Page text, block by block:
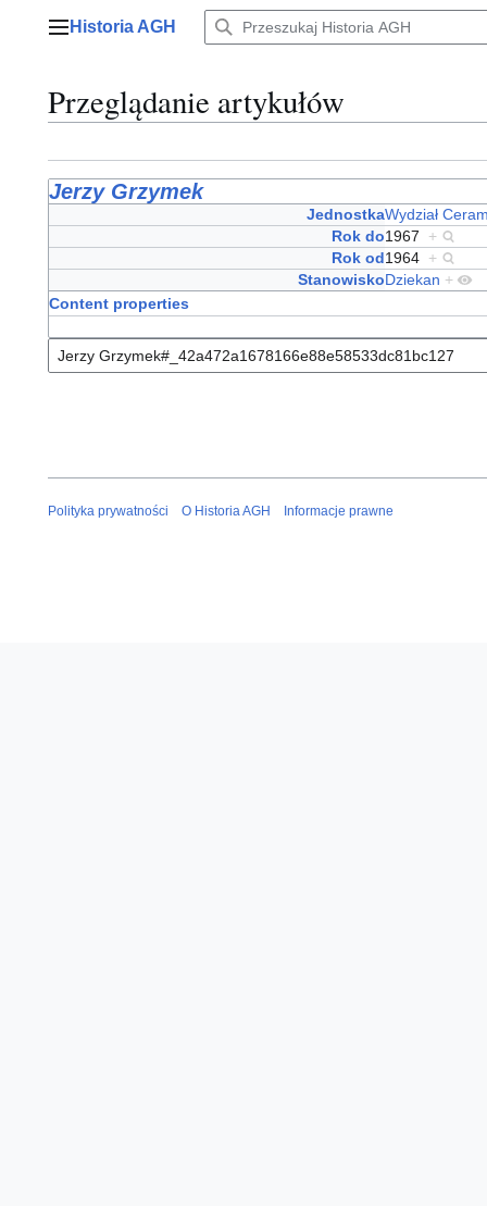
Menu główne
Historia AGH
Przeglądanie artykułów
Jerzy Grzymek
JednostkaWydział
Rok do1967
+
Rok od1964 +
StanowiskoDziekan +
Content properties
Polityka prywatności O Historia AGH Informacje prawne